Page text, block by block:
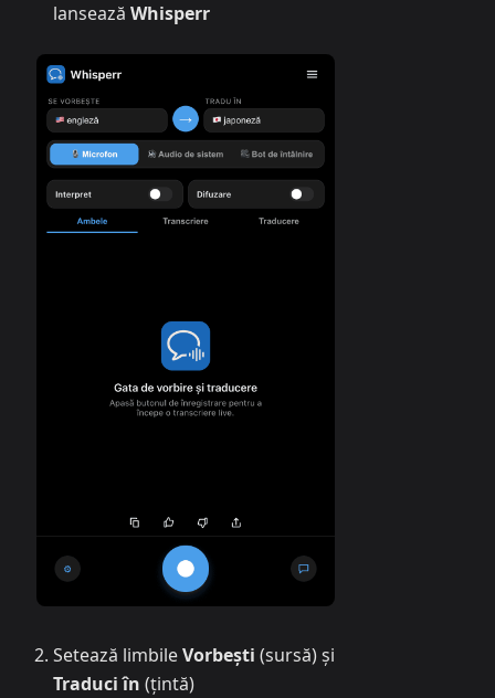
lansează Whisperr
Setează limbileVorbești (sursă) și
Traduci în (țintă)